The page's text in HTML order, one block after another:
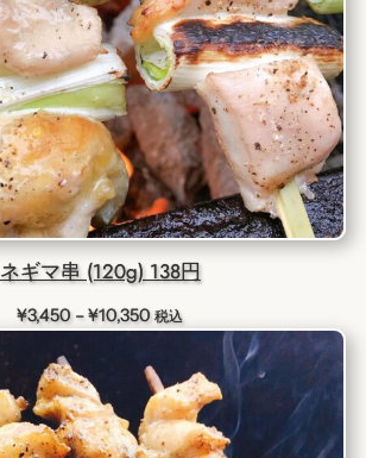
ネギマ串 (120g) 138円
¥3,450 –¥10,350価
帯:
¥3,450
–
¥10,350
税込